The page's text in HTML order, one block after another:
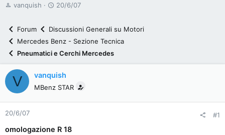
A
d
i
s
c
u
vanquish
D
t
i
z
o
20/6/07
Forum
Discussioni Generali su Motori
Mercedes Benz - Sezione Tecnica
Pneumatici e Cerchi Mercedes
V vanquish
MBenz STAR
20/6/07 #1
omologazione R 18